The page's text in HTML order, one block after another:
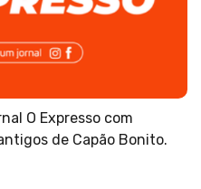
O Expresso com
de Capão Bonito.